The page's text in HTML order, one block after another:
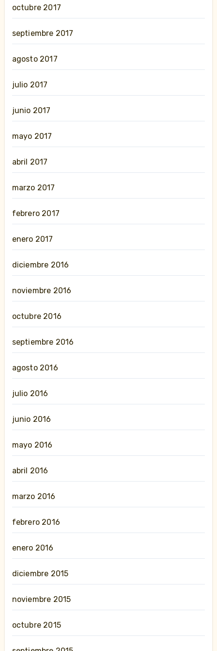
octubre 2017
septiembre 2017
agosto 2017
julio 2017
junio 2017
mayo 2017
abril 2017
marzo 2017
febrero 2017
enero 2017
diciembre 2016
noviembre 2016
octubre 2016
septiembre 2016
agosto 2016
julio 2016
junio 2016
mayo 2016
abril 2016
marzo 2016
febrero 2016
enero 2016
diciembre 2015
noviembre 2015
octubre 2015